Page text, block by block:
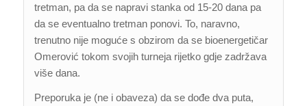
tretman, pa da se napravi stanka od 15-20 dana pa
da se eventualno tretman ponovi. To, naravno,
trenutno nije moguće s obzirom da se bioenergetičar
Omerović tokom svojih turneja rijetko gdje zadržava
više dana.
Preporuka je (ne i obaveza) da se dođe dva puta,